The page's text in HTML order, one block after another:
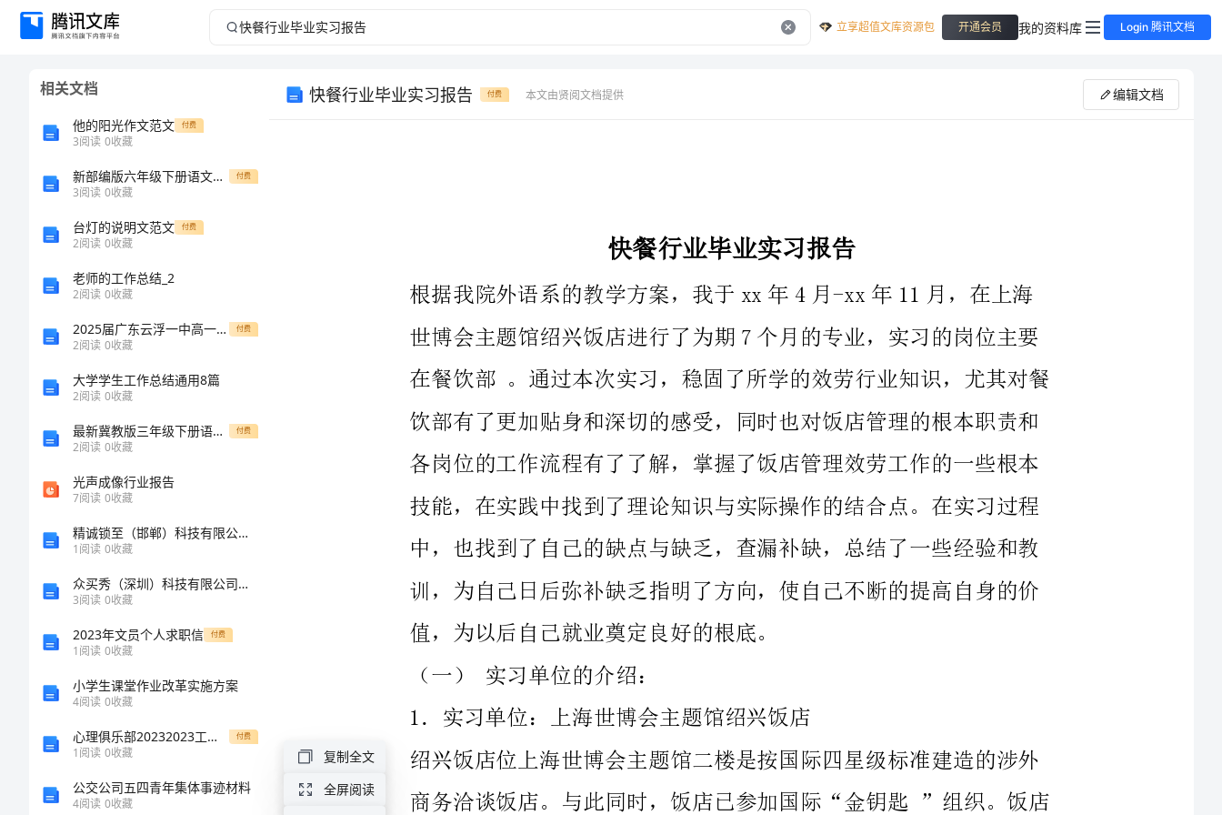
快
立享超值文库资源包 开通会员 我的资料库 Login 腾讯文档
相关文档
他的阳光作文范文 付费
3阅读 0收藏
新部编版六年级下册语文看拼音写词语练习经典 付费
3阅读 0收藏
台灯的说明文范文 付费
2阅读 0收藏
老师的工作总结_2
2阅读 0收藏
2025届广东云浮一中高一化学下册期末学业质量监测模拟试题含解析 付费
2阅读 0收藏
大学学生工作总结通用8篇
2阅读 0收藏
最新冀教版三年级下册语文阅读理解专项同步练习及答案 付费
2阅读 0收藏
光声成像行业报告
7阅读 0收藏
精诚锁至（邯郸）科技有限公司介绍企业发展分析报告
1阅读 0收藏
众买秀（深圳）科技有限公司介绍企业发展分析报告
3阅读 0收藏
2023年文员个人求职信 付费
1阅读 0收藏
小学生课堂作业改革实施方案
4阅读 0收藏
心理俱乐部20232023工作总结——筑梦青春，创新出彩 付费
1阅读 0收藏
公交公司五四青年集体事迹材料
4阅读 0收藏
快餐行业毕业实习报告 付费 本文由贤阅文档提供 编辑文档
前的效劳！这里有雅致、时尚的客房，豪华风气的大厅，亲切专业
的效劳，考究华美的顶级配置，和丰富的多地餐饮美食。
2．实习的部门：中餐厅
世博会主题馆绍兴饭店进行了为期7个月的专业，实习的岗位主要
在餐饮部。通过本次实习，稳固了所学的效劳行业知识，尤其对餐
饮部有了更加贴身和深切的感受，同时也对饭店管理的根本职责和
中，也找到了自己的缺点与缺乏，查漏补缺，总结了一些经验和教
训，为自己日后弥补缺乏指明了方向，使自己不断的提高自身的价
值，为以后自己就业奠定良好的根底。
1．实习单位：上海世博会主题馆绍兴饭店
绍兴饭店位上海世博会主题馆二楼是按国际四星级标准建造的涉外
复制全文
全屏阅读